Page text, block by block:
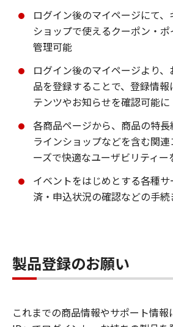
ログイン後のマイページにて
ショップで使えるクーポン・
管理可能
ログイン後のマイページより
品を登録することで、登録情
テンツやお知らせを確認可能に
各商品ページから、商品の特
ラインショップなどを含む関
ーズで快適なユーザビリティー
イベントをはじめとする各種
済・申込状況の確認などの手
製品登録のお願い
これまでの商品情報やサポート情